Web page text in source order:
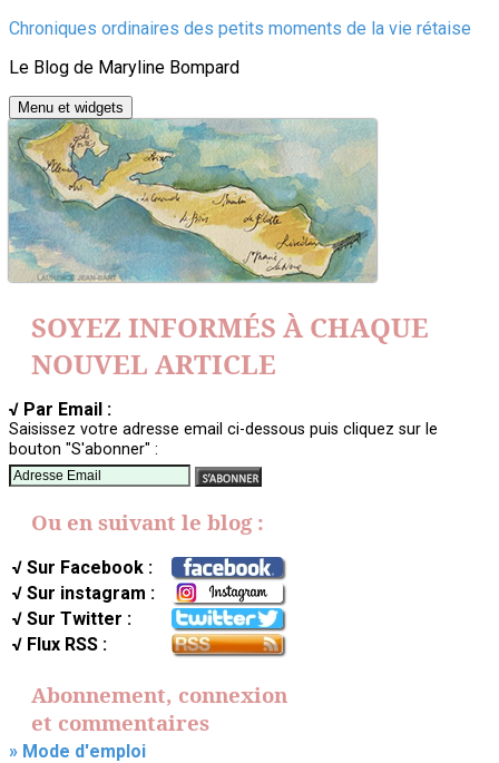
Aller
contenu
Chroniques ordinaires des petits moments de la vie rétaise
Le Blog de Maryline Bompard
Menu et widgets
SOYEZ INFORMÉS À CHAQUE
NOUVEL ARTICLE
√ Par Email :
Saisissez votre adresse email ci-dessous puis cliquez sur le
bouton "S'abonner" :
Ou en suivant le blog :
√ Sur Facebook :
√ Sur instagram :
√ Sur Twitter :
√ Flux RSS :
Abonnement, connexion
et commentaires
» Mode d'emploi